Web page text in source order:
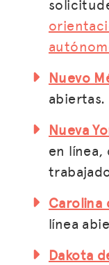
Nuevo
abiertas.
Nueva
en línea,
Carolina
línea
Dakota